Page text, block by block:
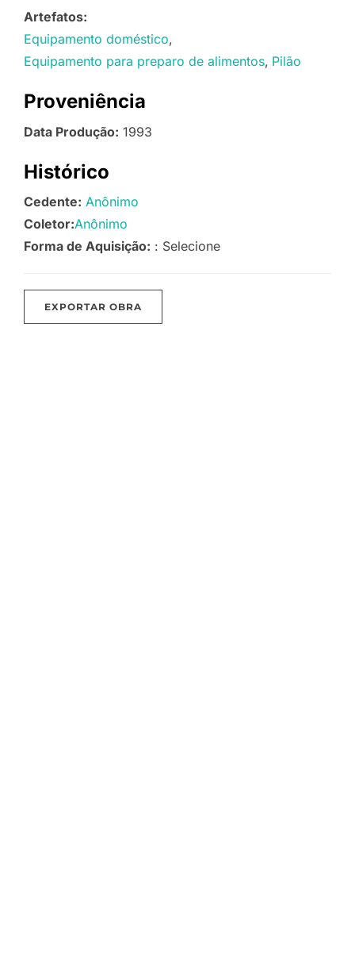
Artefatos:
Equipamento doméstico
Equipamento para preparo de alimentos Pilão
Proveniência
Data Produção: 1993
Histórico
Cedente: Anônimo
Coletor:Anônimo
Forma de Aquisição: : Selecione
EXPORTAR OBRA